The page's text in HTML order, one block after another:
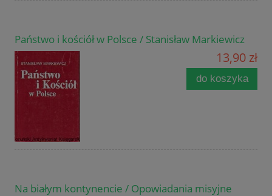
Państwo i kościół w Polsce / Stanisław Markiewicz
13,90 zł
do koszyka
Na białym kontynencie / Opowiadania misyjne